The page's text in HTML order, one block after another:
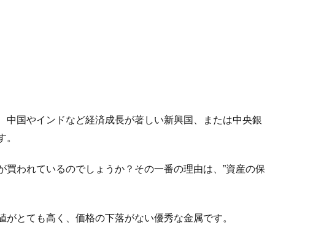
中国やインドなど経済成長が著しい新興国、または中央銀
。
買われているのでしょうか？その一番の理由は、”資産の保
とても高く、価格の下落がない優秀な金属です。